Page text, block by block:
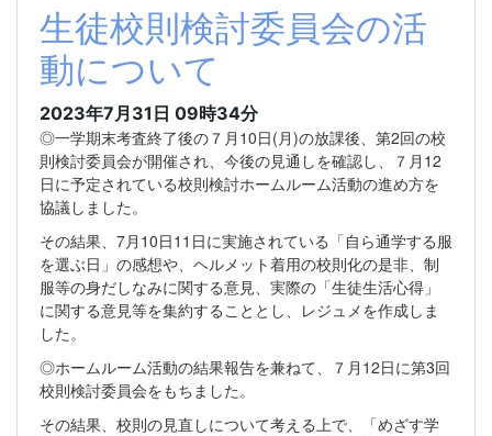
生徒校則検討委員会の活
動について
2023年7月31日 09時34分
◎一学期末考査終了後の７月10日(月)の放課後、第2回の校
則検討委員会が開催され、今後の見通しを確認し、７月12
日に予定されている校則検討ホームルーム活動の進め方を
協議しました。
その結果、7月10日11日に実施されている「自ら通学する服
を選ぶ日」の感想や、ヘルメット着用の校則化の是非、制
服等の身だしなみに関する意見、実際の「生徒生活心得」
に関する意見等を集約することとし、レジュメを作成しま
した。
◎ホームルーム活動の結果報告を兼ねて、７月12日に第3回
校則検討委員会をもちました。
その結果、校則の見直しについて考える上で、「めざす学